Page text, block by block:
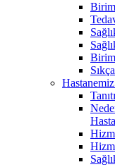
Birim